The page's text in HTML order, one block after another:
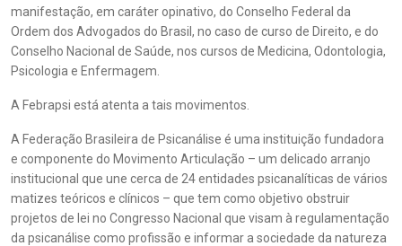
manifestação, em caráter opinativo, do Conselho Federal da
Ordem dos Advogados do Brasil, no caso de curso de Direito, e do
Conselho Nacional de Saúde, nos cursos de Medicina, Odontologia,
Psicologia e Enfermagem.
A Febrapsi está atenta a tais movimentos.
A Federação Brasileira de Psicanálise é uma instituição fundadora
e componente do Movimento Articulação – um delicado arranjo
institucional que une cerca de 24 entidades psicanalíticas de vários
matizes teóricos e clínicos – que tem como objetivo obstruir
projetos de lei no Congresso Nacional que visam à regulamentação
da psicanálise como profissão e informar a sociedade da natureza